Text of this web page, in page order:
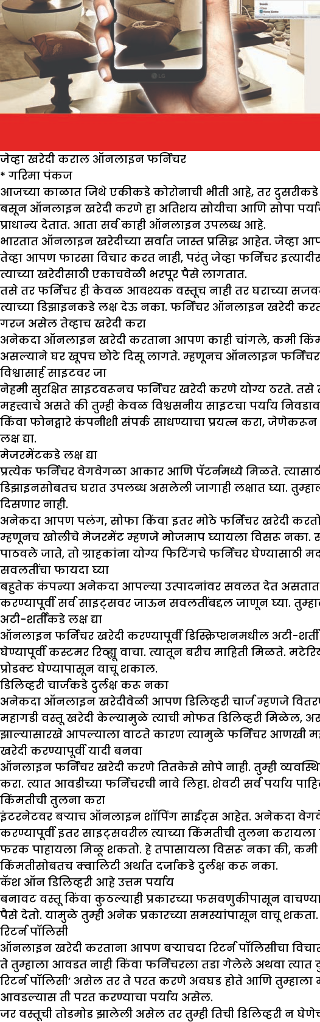
जेव्हा खरेदी कराल ऑनलाइन फर्निचर
* गरिमा पंकज
आजच्या काळात जिथे एकीकडे कोरोनाची भीती आहे, तर दुसरीकडे
बसून ऑनलाइन खरेदी करणे हा अतिशय सोयीचा आणि सोपा
प्राधान्य देतात. आता सर्व काही ऑनलाइन उपलब्ध आहे.
भारतात ऑनलाइन खरेदीच्या सर्वात जास्त प्रसिद्ध आहेत. जेव्हा
तेव्हा आपण फारसा विचार करत नाही, परंतु जेव्हा फर्निचर
त्याच्या खरेदीसाठी एकाचवेळी भरपूर पैसे लागतात.
तसे तर फर्निचर ही केवळ आवश्यक वस्तूच नाही तर घराच्या
त्याच्या डिझाइनकडे लक्ष देऊ नका. फर्निचर ऑनलाइन खरेदी
गरज असेल तेव्हाच खरेदी करा
अनेकदा ऑनलाइन खरेदी करताना आपण काही चांगले, कमी
असल्याने घर खूपच छोटे दिसू लागते. म्हणूनच ऑनलाइन
विश्वासार्ह साइटवर जा
नेहमी सुरक्षित साइटवरूनच फर्निचर खरेदी करणे योग्य ठरते.
महत्त्वाचे असते की तुम्ही केवळ विश्वसनीय साइटचा पर्याय
किंवा फोनद्वारे कंपनीशी संपर्क साधण्याचा प्रयत्न करा,
लक्ष द्या.
मेजरमेंटकडे लक्ष द्या
प्रत्येक फर्निचर वेगवेगळा आकार आणि पॅटर्नमध्ये मिळते.
डिझाइनसोबतच घरात उपलब्ध असलेली जागाही लक्षात घ्या.
दिसणार नाही.
अनेकदा आपण पलंग, सोफा किंवा इतर मोठे फर्निचर खरेदी करतो,
म्हणूनच खोलीचे मेजरमेंट म्हणजे मोजमाप घ्यायला विसरू नका.
पाठवले जाते, तो ग्राहकांना योग्य फिटिंगचे फर्निचर घेण्यासाठी
सवलतींचा फायदा घ्या
बहुतेक कंपन्या अनेकदा आपल्या उत्पादनांवर सवलत देत
करण्यापूर्वी सर्व साइट्सवर जाऊन सवलतींबद्दल जाणून घ्या.
अटी-शर्तींकडे लक्ष द्या
ऑनलाइन फर्निचर खरेदी करण्यापूर्वी डिस्क्रिप्शनमधील अटी-
घेण्यापूर्वी कस्टमर रिव्ह्यू वाचा. त्यातून बरीच माहिती मिळते.
प्रोडक्ट घेण्यापासून वाचू शकाल.
डिलिव्हरी चार्जकडे दुर्लक्ष करू नका
अनेकदा ऑनलाइन खरेदीवेळी आपण डिलिव्हरी चार्ज म्हणजे
महागडी वस्तू खरेदी केल्यामुळे त्याची मोफत डिलिव्हरी मिळेल,
झाल्यासारखे आपल्याला वाटते कारण त्यामुळे फर्निचर आणखी
खरेदी करण्यापूर्वी यादी बनवा
ऑनलाइन फर्निचर खरेदी करणे तितकेसे सोपे नाही. तुम्ही
करा. त्यात आवडीच्या फर्निचरची नावे लिहा. शेवटी सर्व पर्याय
किंमतीची तुलना करा
इंटरनेटवर बऱ्याच ऑनलाइन शॉपिंग साईट्स आहेत. अनेकदा
करण्यापूर्वी इतर साइट्सवरील त्याच्या किंमतीची तुलना
फरक पाहायला मिळू शकतो. हे तपासायला विसरू नका की, कमी
किंमतीसोबतच क्वालिटी अर्थात दर्जाकडे दुर्लक्ष करू नका.
कॅश ऑन डिलिव्हरी आहे उत्तम पर्याय
बनावट वस्तू किंवा कुठल्याही प्रकारच्या फसवणुकीपासून
पैसे देतो. यामुळे तुम्ही अनेक प्रकारच्या समस्यांपासून वाचू शकता.
रिटर्न पॉलिसी
ऑनलाइन खरेदी करताना आपण बऱ्याचदा रिटर्न पॉलिसीचा
ते तुम्हाला आवडत नाही किंवा फर्निचरला तडा गेलेले अथवा
रिटर्न पॉलिसी’ असेल तर ते परत करणे अवघड होते आणि
आवडल्यास ती परत करण्याचा पर्याय असेल.
जर वस्तूची तोडमोड झालेली असेल तर तुम्ही तिची डिलिव्हरी न